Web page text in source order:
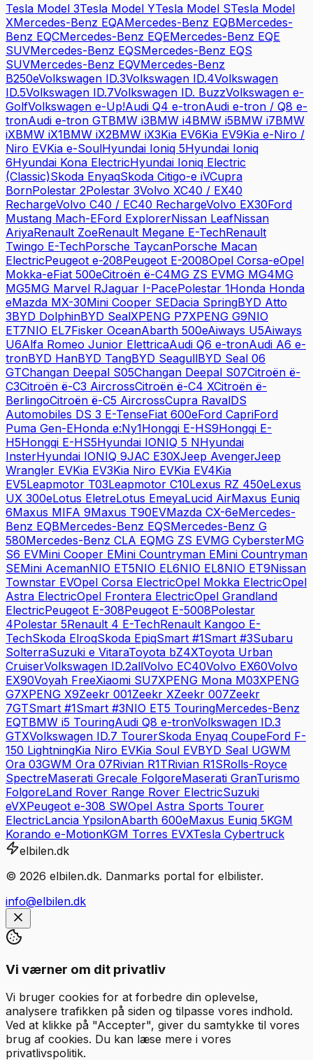
Tesla Model 3Tesla Model YTesla Model STesla Model
XMercedes-Benz EQAMercedes-Benz EQBMercedes-
Benz EQCMercedes-Benz EQEMercedes-Benz EQE
SUVMercedes-Benz EQSMercedes-Benz EQS
SUVMercedes-Benz EQVMercedes-Benz
B250eVolkswagen ID.3Volkswagen ID.4Volkswagen
ID.5Volkswagen ID.7Volkswagen ID. BuzzVolkswagen e-
GolfVolkswagen e-Up!Audi Q4 e-tronAudi e-tron / Q8 e-
tronAudi e-tron GTBMW i3BMW i4BMW i5BMW i7BMW
iXBMW iX1BMW iX2BMW iX3Kia EV6Kia EV9Kia e-Niro /
Niro EVKia e-SoulHyundai Ioniq 5Hyundai Ioniq
6Hyundai Kona ElectricHyundai Ioniq Electric
(Classic)Skoda EnyaqSkoda Citigo-e iVCupra
BornPolestar 2Polestar 3Volvo XC40 / EX40
RechargeVolvo C40 / EC40 RechargeVolvo EX30Ford
Mustang Mach-EFord ExplorerNissan LeafNissan
AriyaRenault ZoeRenault Megane E-TechRenault
Twingo E-TechPorsche TaycanPorsche Macan
ElectricPeugeot e-208Peugeot E-2008Opel Corsa-eOpel
Mokka-eFiat 500eCitroën ë-C4MG ZS EVMG MG4MG
MG5MG Marvel RJaguar I-PacePolestar 1Honda Honda
eMazda MX-30Mini Cooper SEDacia SpringBYD Atto
3BYD DolphinBYD SealXPENG P7XPENG G9NIO
ET7NIO EL7Fisker OceanAbarth 500eAiways U5Aiways
U6Alfa Romeo Junior ElettricaAudi Q6 e-tronAudi A6 e-
tronBYD HanBYD TangBYD SeagullBYD Seal 06
GTChangan Deepal S05Changan Deepal S07Citroën ë-
C3Citroën ë-C3 AircrossCitroën ë-C4 XCitroën ë-
BerlingoCitroën ë-C5 AircrossCupra RavalDS
Automobiles DS 3 E-TenseFiat 600eFord CapriFord
Puma Gen-EHonda e:Ny1Hongqi E-HS9Hongqi E-
H5Hongqi E-HS5Hyundai IONIQ 5 NHyundai
InsterHyundai IONIQ 9JAC E30XJeep AvengerJeep
Wrangler EVKia EV3Kia Niro EVKia EV4Kia
EV5Leapmotor T03Leapmotor C10Lexus RZ 450eLexus
UX 300eLotus EletreLotus EmeyaLucid AirMaxus Euniq
6Maxus MIFA 9Maxus T90EVMazda CX-6eMercedes-
Benz EQBMercedes-Benz EQSMercedes-Benz G
580Mercedes-Benz CLA EQMG ZS EVMG CybersterMG
S6 EVMini Cooper EMini Countryman EMini Countryman
SEMini AcemanNIO ET5NIO EL6NIO EL8NIO ET9Nissan
Townstar EVOpel Corsa ElectricOpel Mokka ElectricOpel
Astra ElectricOpel Frontera ElectricOpel Grandland
ElectricPeugeot E-308Peugeot E-5008Polestar
4Polestar 5Renault 4 E-TechRenault Kangoo E-
TechSkoda ElroqSkoda EpiqSmart #1Smart #3Subaru
SolterraSuzuki e VitaraToyota bZ4XToyota Urban
CruiserVolkswagen ID.2allVolvo EC40Volvo EX60Volvo
EX90Voyah FreeXiaomi SU7XPENG Mona M03XPENG
G7XPENG X9Zeekr 001Zeekr XZeekr 007Zeekr
7GTSmart #1Smart #3NIO ET5 TouringMercedes-Benz
EQTBMW i5 TouringAudi Q8 e-tronVolkswagen ID.3
GTXVolkswagen ID.7 TourerSkoda Enyaq CoupeFord F-
150 LightningKia Niro EVKia Soul EVBYD Seal UGWM
Ora 03GWM Ora 07Rivian R1TRivian R1SRolls-Royce
SpectreMaserati Grecale FolgoreMaserati GranTurismo
FolgoreLand Rover Range Rover ElectricSuzuki
eVXPeugeot e-308 SWOpel Astra Sports Tourer
ElectricLancia YpsilonAbarth 600eMaxus Euniq 5KGM
Korando e-MotionKGM Torres EVXTesla Cybertruck
elbilen.dk
© 2026 elbilen.dk. Danmarks portal for elbilister.
info@elbilen.dk
Vi værner om dit privatliv
Vi bruger cookies for at forbedre din oplevelse,
analysere trafikken på siden og tilpasse vores indhold.
Ved at klikke på "Accepter", giver du samtykke til vores
brug af cookies. Du kan læse mere i vores
privatlivspolitik.